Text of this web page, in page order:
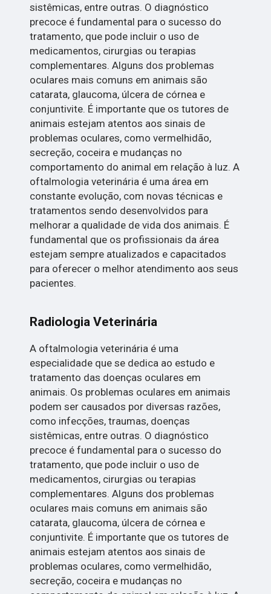
sistêmicas, entre outras. O diagnóstico
precoce é fundamental para o sucesso do
tratamento, que pode incluir o uso de
medicamentos, cirurgias ou terapias
complementares. Alguns dos problemas
oculares mais comuns em animais são
catarata, glaucoma, úlcera de córnea e
conjuntivite. É importante que os tutores de
animais estejam atentos aos sinais de
problemas oculares, como vermelhidão,
secreção, coceira e mudanças no
comportamento do animal em relação à luz. A
oftalmologia veterinária é uma área em
constante evolução, com novas técnicas e
tratamentos sendo desenvolvidos para
melhorar a qualidade de vida dos animais. É
fundamental que os profissionais da área
estejam sempre atualizados e capacitados
para oferecer o melhor atendimento aos seus
pacientes.
Radiologia Veterinária
A oftalmologia veterinária é uma
especialidade que se dedica ao estudo e
tratamento das doenças oculares em
animais. Os problemas oculares em animais
podem ser causados por diversas razões,
como infecções, traumas, doenças
sistêmicas, entre outras. O diagnóstico
precoce é fundamental para o sucesso do
tratamento, que pode incluir o uso de
medicamentos, cirurgias ou terapias
complementares. Alguns dos problemas
oculares mais comuns em animais são
catarata, glaucoma, úlcera de córnea e
conjuntivite. É importante que os tutores de
animais estejam atentos aos sinais de
problemas oculares, como vermelhidão,
secreção, coceira e mudanças no